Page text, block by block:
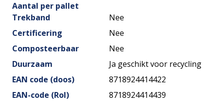
Aantal per pallet
Trekband
Nee
Certificering
Nee
Composteerbaar
Nee
Duurzaam
Ja geschikt voor recycling
EAN code (doos)
8718924414422
EAN-code (Rol)
8718924414439